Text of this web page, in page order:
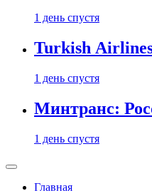
1 день спустя
Turkish
1 день спустя
Минтранс:
1 день спустя
Главная